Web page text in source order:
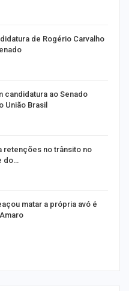
de Rogério Carvalho
candidatura ao Senado
União Brasil
retenções no trânsito no
do…
matar a própria avó é